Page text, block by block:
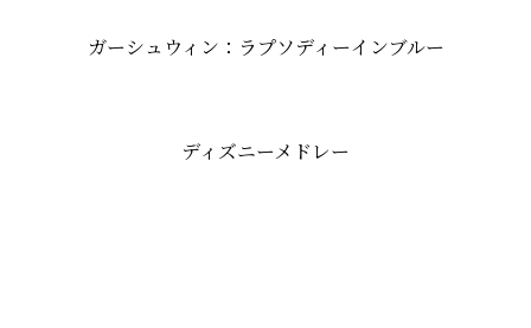
ガーシュウィン：ラプソディーインブルー
ディズニーメドレー